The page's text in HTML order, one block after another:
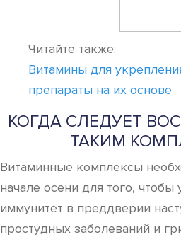
Читайте также:
Витамины для
препараты на их основе
КОГДА СЛЕДУЕТ
ТАКИМ
Витаминные комплексы
начале осени для того, чтобы
иммунитет в преддверии
простудных заболеваний и